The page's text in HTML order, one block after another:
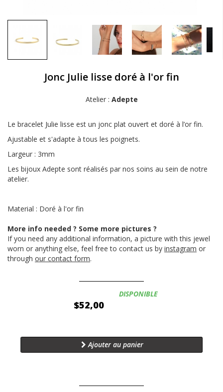
Jonc Julie lisse doré à l'or fin
Atelier : Adepte
Le bracelet Julie lisse est un jonc plat ouvert et doré à l’or fin.
Ajustable et s'adapte à tous les poignets.
Largeur : 3mm
Les bijoux Adepte sont réalisés par nos soins au sein de notre
atelier.
Material : Doré à l'or fin
More info needed ? Some more pictures ?
If you need any additional information, a picture with this jewel
worn or anything else, feel free to contact us by instagram or
through our contact form.
$52,00
Disponibilité:
DISPONIBLE
Ajouter au panier